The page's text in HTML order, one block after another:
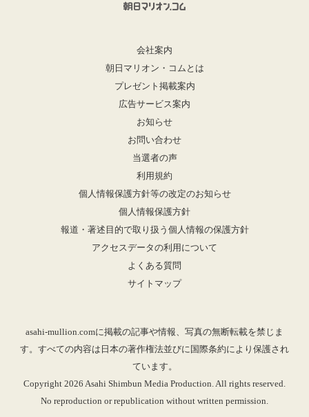
会社案内
朝日マリオン・コムとは
プレゼント掲載案内
広告サービス案内
お知らせ
お問い合わせ
当選者の声
利用規約
個人情報保護方針等の改定のお知らせ
個人情報保護方針
報道・著述目的で取り扱う個人情報の保護方針
アクセスデータの利用について
よくある質問
サイトマップ
asahi-mullion.comに掲載の記事や情報、写真の無断転載を禁じま
す。すべての内容は日本の著作権法並びに国際条約により保護され
ています。
Copyright 2026 Asahi Shimbun Media Production. All rights reserved.
No reproduction or republication without written permission.